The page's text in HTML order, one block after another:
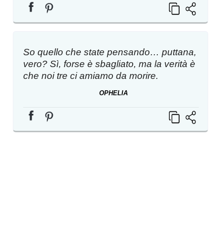
So quello che state pensando… puttana,
vero? Sì, forse è sbagliato, ma la verità è
che noi tre ci amiamo da morire.
OPHELIA